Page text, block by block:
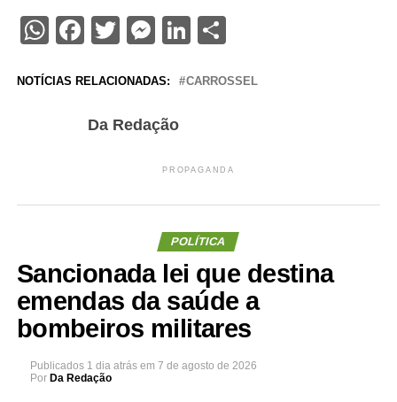
WhatsApp
Facebook
Twitter
Messenger
LinkedIn
Share
NOTÍCIAS RELACIONADAS: CARROSSEL
Da Redação
PROPAGANDA
POLÍTICA
Sancionada lei que destina
emendas da saúde a
bombeiros militares
Publicados 1 dia atrás em 7 de agosto de 2026
Por Da Redação